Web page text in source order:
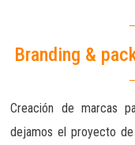
Branding &
Creación de marcas
dejamos el proyecto